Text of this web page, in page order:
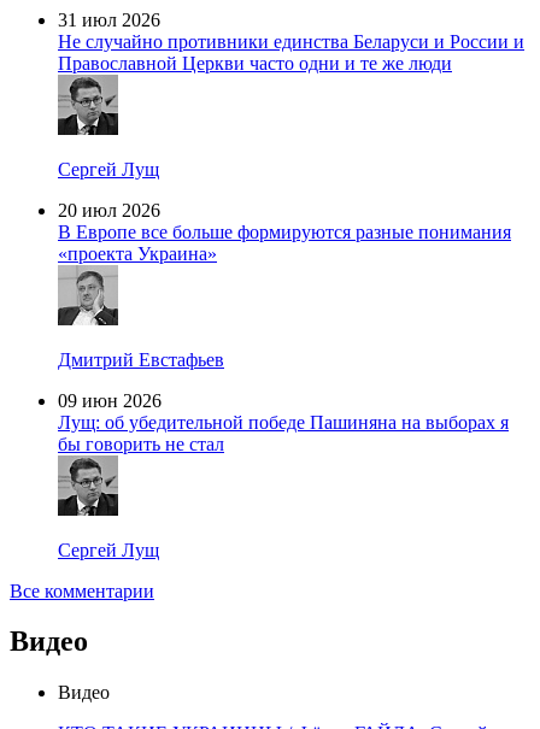
31 июл 2026
Не случайно противники единства Беларуси и России и
Православной Церкви часто одни и те же люди
Сергей Лущ
20 июл 2026
В Европе все больше формируются разные понимания
«проекта Украина»
Дмитрий Евстафьев
09 июн 2026
Лущ: об убедительной победе Пашиняна на выборах я
бы говорить не стал
Сергей Лущ
Все комментарии
Видео
Видео